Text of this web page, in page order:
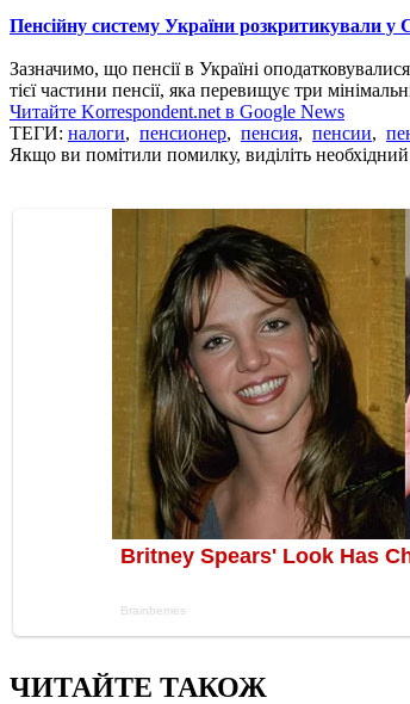
Пенсійну систему України розкритикували у
Зазначимо, що пенсії в Україні
тієї частини пенсії, яка перевищує три
Читайте Korrespondent.net в Google News
ТЕГИ: налоги, пенсионер, пенсия, пенсии,
Якщо ви помітили помилку, виділіть
ЧИТАЙТЕ ТАКОЖ